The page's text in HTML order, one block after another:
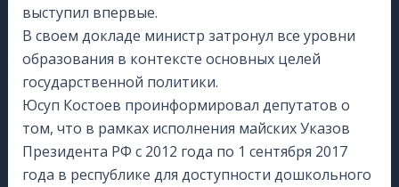
выступил впервые.
В своем докладе министр затронул все уровни
образования в контексте основных целей
государственной политики.
Юсуп Костоев проинформировал депутатов о
том, что в рамках исполнения майских Указов
Президента РФ с 2012 года по 1 сентября 2017
года в республике для доступности дошкольного